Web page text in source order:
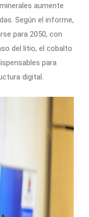
aumente
Según el informe,
para 2050, con
del litio, el cobalto
para
digital.